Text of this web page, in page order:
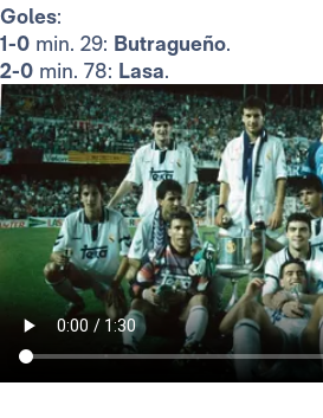
Goles:
1-0 min. 29: Butragueño.
2-0 min. 78: Lasa.